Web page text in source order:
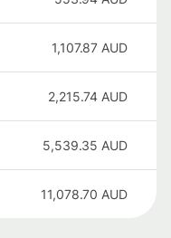
1,107.87 AUD
2,215.74 AUD
5,539.35 AUD
11,078.70 AUD